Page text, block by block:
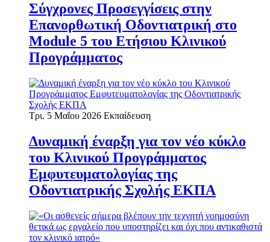
Σύγχρονες Προσεγγίσεις στην
Επανορθωτική Οδοντιατρική στο
Module 5 του Ετήσιου Κλινικού
Προγράμματος
Τρι. 5 Μαΐου 2026 Εκπαίδευση
Δυναμική έναρξη για τον νέο κύκλο
του Κλινικού Προγράμματος
Εμφυτευματολογίας της
Οδοντιατρικής Σχολής ΕΚΠΑ